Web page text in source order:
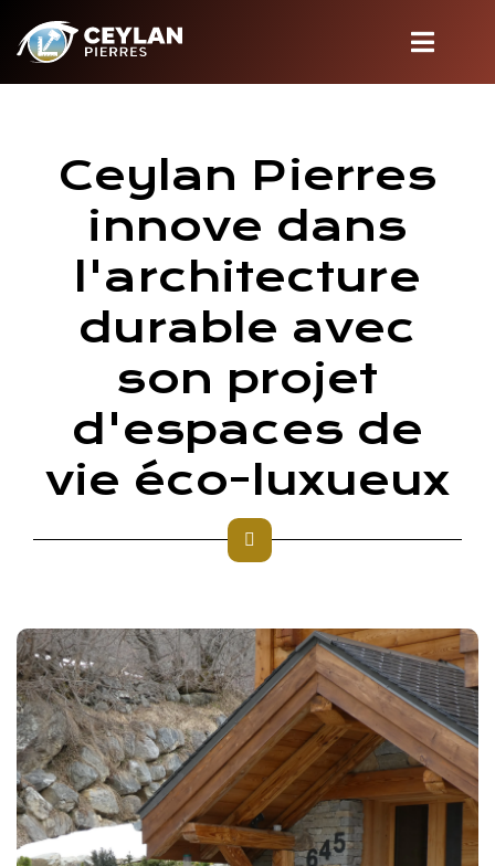
Ceylan Pierres
innove dans
l'architecture
durable avec
son projet
d'espaces de
vie éco-luxueux